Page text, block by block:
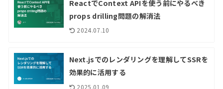
ReactでContext APIを使う前にやるべき
props drilling問題の解消法
2024.07.10
Next.jsでのレンダリングを理解してSSRを
効果的に活用する
2025.01.09